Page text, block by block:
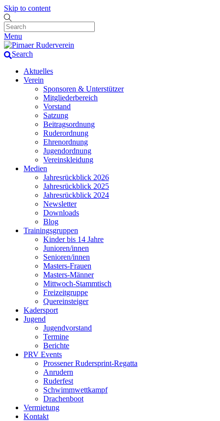
Skip to content
Menu
Search
Aktuelles
Verein
Sponsoren & Unterstützer
Mitgliederbereich
Vorstand
Satzung
Beitragsordnung
Ruderordnung
Ehrenordnung
Jugendordnung
Vereinskleidung
Medien
Jahresrückblick 2026
Jahresrückblick 2025
Jahresrückblick 2024
Newsletter
Downloads
Blog
Trainingsgruppen
Kinder bis 14 Jahre
Junioren/innen
Senioren/innen
Masters-Frauen
Masters-Männer
Mittwoch-Stammtisch
Freizeitgruppe
Quereinsteiger
Kadersport
Jugend
Jugendvorstand
Termine
Berichte
PRV Events
Prossener Rudersprint-Regatta
Anrudern
Ruderfest
Schwimmwettkampf
Drachenboot
Vermietung
Kontakt